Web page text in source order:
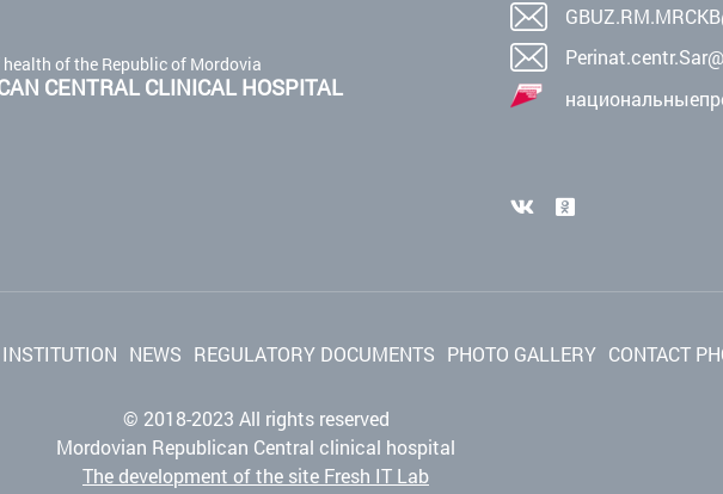
of the Republic of Mordovia
CENTRAL CLINICAL HOSPITAL
NEWS REGULATORY DOCUMENTS PHOTO GALLERY CONTACT
© 2018-2023 All rights reserved
Mordovian Republican Central clinical hospital
The development of the site Fresh IT Lab